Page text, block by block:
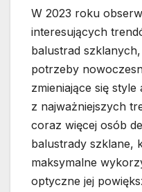
W 2023 roku
interesujących
balustrad
potrzeby
zmieniające się
z najważniejszych
coraz więcej osób
balustrady szklane,
maksymalne
optyczne jej